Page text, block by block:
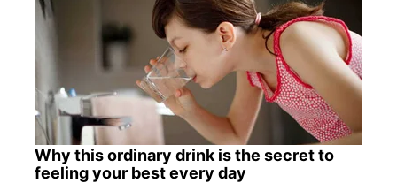
Why this ordinary drink is the secret to
feeling your best every day